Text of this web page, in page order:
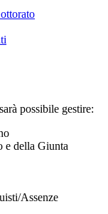
possibile gestire:
e della Giunta
Assenze